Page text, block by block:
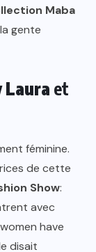
Maba
gente
Laura et
féminine.
de cette
Show:
avec
have
disait